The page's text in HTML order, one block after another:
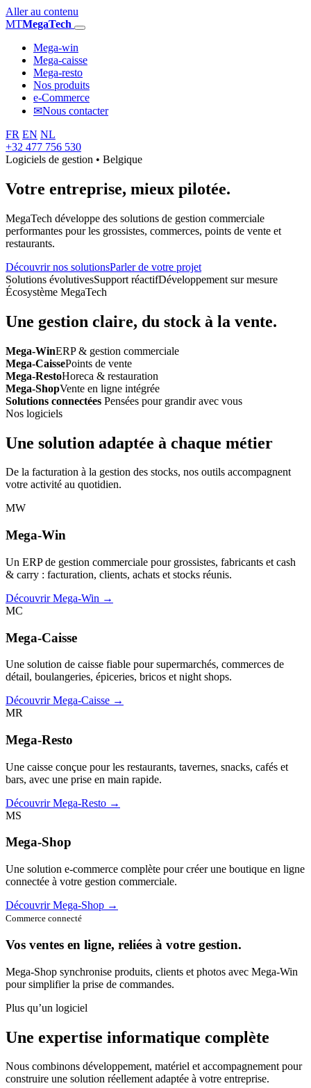
Aller au contenu
MTMegaTech
Mega-win
Mega-caisse
Mega-resto
Nos produits
e-Commerce
✉Nous contacter
FR EN NL
+32 477 756 530
Logiciels de gestion • Belgique
Votre entreprise, mieux pilotée.
MegaTech développe des solutions de gestion commerciale
performantes pour les grossistes, commerces, points de vente et
restaurants.
Découvrir nos solutionsParler de votre projet
Solutions évolutivesSupport réactifDéveloppement sur mesure
Écosystème MegaTech
Une gestion claire, du stock à la vente.
Mega-WinERP & gestion commerciale
Mega-CaissePoints de vente
Mega-RestoHoreca & restauration
Mega-ShopVente en ligne intégrée
Solutions connectées Pensées pour grandir avec vous
Nos logiciels
Une solution adaptée à chaque métier
De la facturation à la gestion des stocks, nos outils accompagnent
votre activité au quotidien.
MW
Mega-Win
Un ERP de gestion commerciale pour grossistes, fabricants et cash
& carry : facturation, clients, achats et stocks réunis.
Découvrir Mega-Win →
MC
Mega-Caisse
Une solution de caisse fiable pour supermarchés, commerces de
détail, boulangeries, épiceries, bricos et night shops.
Découvrir Mega-Caisse →
MR
Mega-Resto
Une caisse conçue pour les restaurants, tavernes, snacks, cafés et
bars, avec une prise en main rapide.
Découvrir Mega-Resto →
MS
Mega-Shop
Une solution e-commerce complète pour créer une boutique en ligne
connectée à votre gestion commerciale.
Découvrir Mega-Shop →
Commerce connecté
Vos ventes en ligne, reliées à votre gestion.
Mega-Shop synchronise produits, clients et photos avec Mega-Win
pour simplifier la prise de commandes.
Plus qu’un logiciel
Une expertise informatique complète
Nous combinons développement, matériel et accompagnement pour
construire une solution réellement adaptée à votre entreprise.